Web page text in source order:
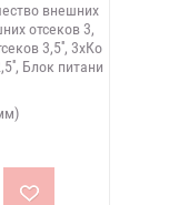
внешних
отсеков 3,
3,5'', 3xКо
Блок питани